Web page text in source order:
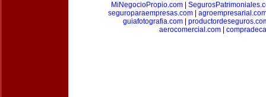
MiNegocioPropio.com|
seguroparaempresas.com
guiafotografia.com
aerocomercial.com|